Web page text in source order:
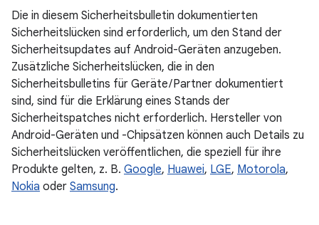
Die in diesem Sicherheitsbulletin dokumentierten
Sicherheitslücken sind erforderlich, um den Stand der
Sicherheitsupdates auf Android-Geräten anzugeben.
Zusätzliche Sicherheitslücken, die in den
Sicherheitsbulletins für Geräte / Partner dokumentiert
sind, sind für die Erklärung eines Stands der
Sicherheitspatches nicht erforderlich. Hersteller von
Android-Geräten und -Chipsätzen können auch Details zu
Sicherheitslücken veröffentlichen, die speziell für ihre
Produkte gelten, z. B. Google, Huawei, LGE, Motorola,
Nokia oder Samsung.